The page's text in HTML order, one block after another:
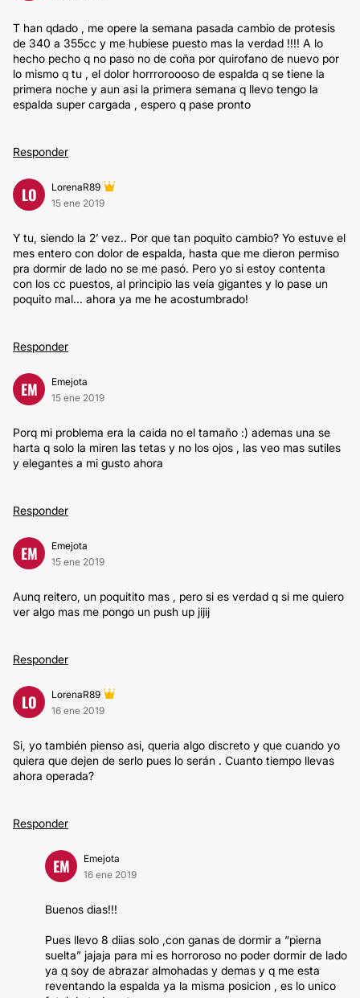
T han qdado , me opere la semana pasada cambio de protesis
de 340 a 355cc y me hubiese puesto mas la verdad !!!! A lo
hecho pecho q no paso no de coña por quirofano de nuevo por
lo mismo q tu , el dolor horrroroooso de espalda q se tiene la
primera noche y aun asi la primera semana q llevo tengo la
espalda super cargada , espero q pase pronto
Responder
LO
LorenaR89
15 ene 2019
Y tu, siendo la 2’ vez.. Por que tan poquito cambio? Yo estuve el
mes entero con dolor de espalda, hasta que me dieron permiso
pra dormir de lado no se me pasó. Pero yo si estoy contenta
con los cc puestos, al principio las veía gigantes y lo pase un
poquito mal... ahora ya me he acostumbrado!
Responder
EM
Emejota
15 ene 2019
Porq mi problema era la caida no el tamaño :) ademas una se
harta q solo la miren las tetas y no los ojos , las veo mas sutiles
y elegantes a mi gusto ahora
Responder
EM
Emejota
15 ene 2019
Aunq reitero, un poquitito mas , pero si es verdad q si me quiero
ver algo mas me pongo un push up jijij
Responder
LO
LorenaR89
16 ene 2019
Si, yo también pienso asi, queria algo discreto y que cuando yo
quiera que dejen de serlo pues lo serán . Cuanto tiempo llevas
ahora operada?
Responder
EM
Emejota
16 ene 2019
Buenos dias!!!
Pues llevo 8 diias solo ,con ganas de dormir a “pierna
suelta” jajaja para mi es horroroso no poder dormir de lado
ya q soy de abrazar almohadas y demas y q me esta
reventando la espalda ya la misma posicion , es lo unico